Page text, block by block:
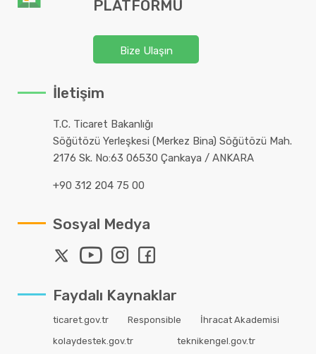
PLATFORMU
Bize Ulaşın
İletişim
T.C. Ticaret Bakanlığı
Söğütözü Yerleşkesi (Merkez Bina) Söğütözü Mah.
2176 Sk. No:63 06530 Çankaya / ANKARA
+90 312 204 75 00
Sosyal Medya
Faydalı Kaynaklar
ticaret.gov.tr Responsible
İhracat Akademisi
kolaydestek.gov.tr
teknikengel.gov.tr